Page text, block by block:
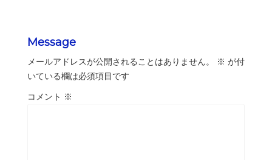
Message
メールアドレスが公開されることはありません。 ※ が付
いている欄は必須項目です
コメント ※